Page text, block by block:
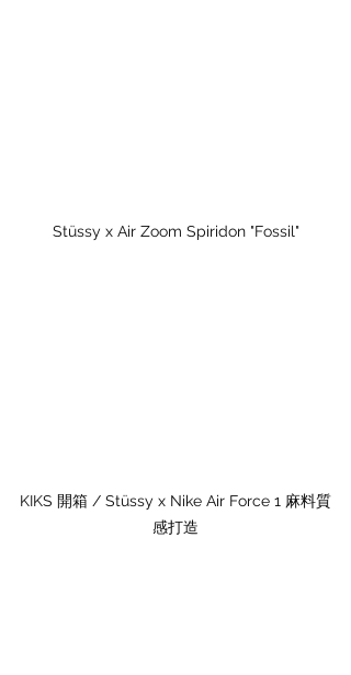
Stüssy x Air Zoom Spiridon "Fossil"
KIKS 開箱 / Stüssy x Nike Air Force 1 麻料質
感打造